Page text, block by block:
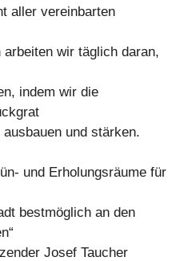
aller vereinbarten
wir täglich daran,
indem wir die
und stärken.
und Erholungsräume für
bestmöglich an den
Josef Taucher